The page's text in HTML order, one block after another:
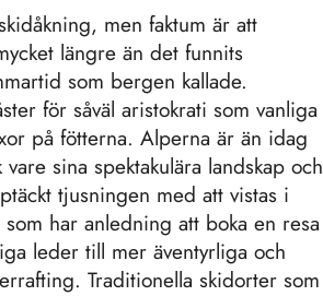
men faktum är att
längre än det funnits
som bergen kallade.
för såväl aristokrati som vanliga
på fötterna. Alperna är än idag
sina spektakulära landskap och
tjusningen med att vistas i
har anledning att boka en resa
leder till mer äventyrliga och
Traditionella skidorter som